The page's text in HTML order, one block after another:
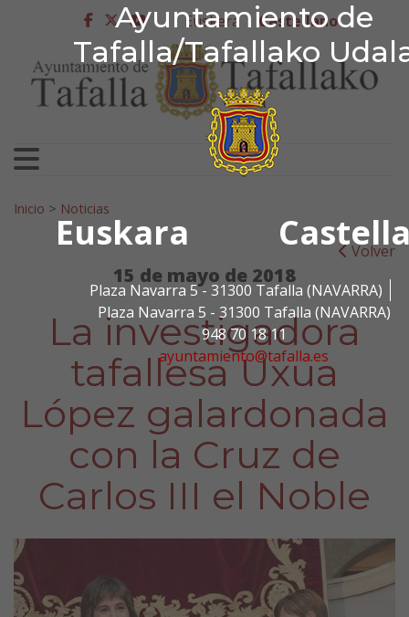
Ayuntamiento de
Tafalla/Tafallako
Euskara
Plaza Navarra 5 - 31300 Tafalla (NAVARRA)
Plaza Navarra 5 - 31300 Tafalla (NAVARRA)
948 70 18 11
ayuntamiento@tafalla.es
Ir al contenido
Ayuntamiento de
facebook
twitter
youtube
Euskera Castellano
Search for:
Inicio > Noticias
Volver
15 de mayo de 2018
La investigadora
tafallesa Uxua
López galardonada
con la Cruz de
Carlos III el Noble